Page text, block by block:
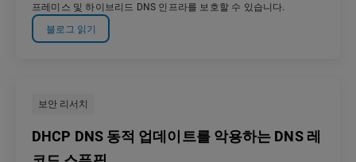
프레미스 및 하이브리드 DNS 인프라를 보호할 수 있습니다.
블로그 읽기
보안 리서치
DHCP DNS 동적 업데이트를 악용하는 DNS 레